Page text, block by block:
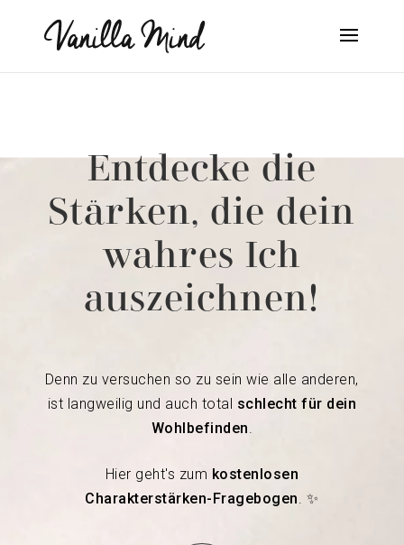
Entdecke die
Stärken, die dein
wahres Ich
auszeichnen!
Denn zu versuchen so zu sein wie alle anderen,
ist langweilig und auch total schlecht für dein
Wohlbefinden.
Hier geht's zum kostenlosen
Charakterstärken-Fragebogen. ✨